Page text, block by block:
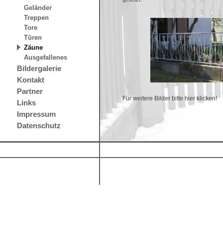
Geländer
Treppen
Tore
Türen
Zäune
Ausgefallenes
Bildergalerie
Kontakt
Partner
Links
Impressum
Datenschutz
Für weitere Bilder bitte hier klicken!